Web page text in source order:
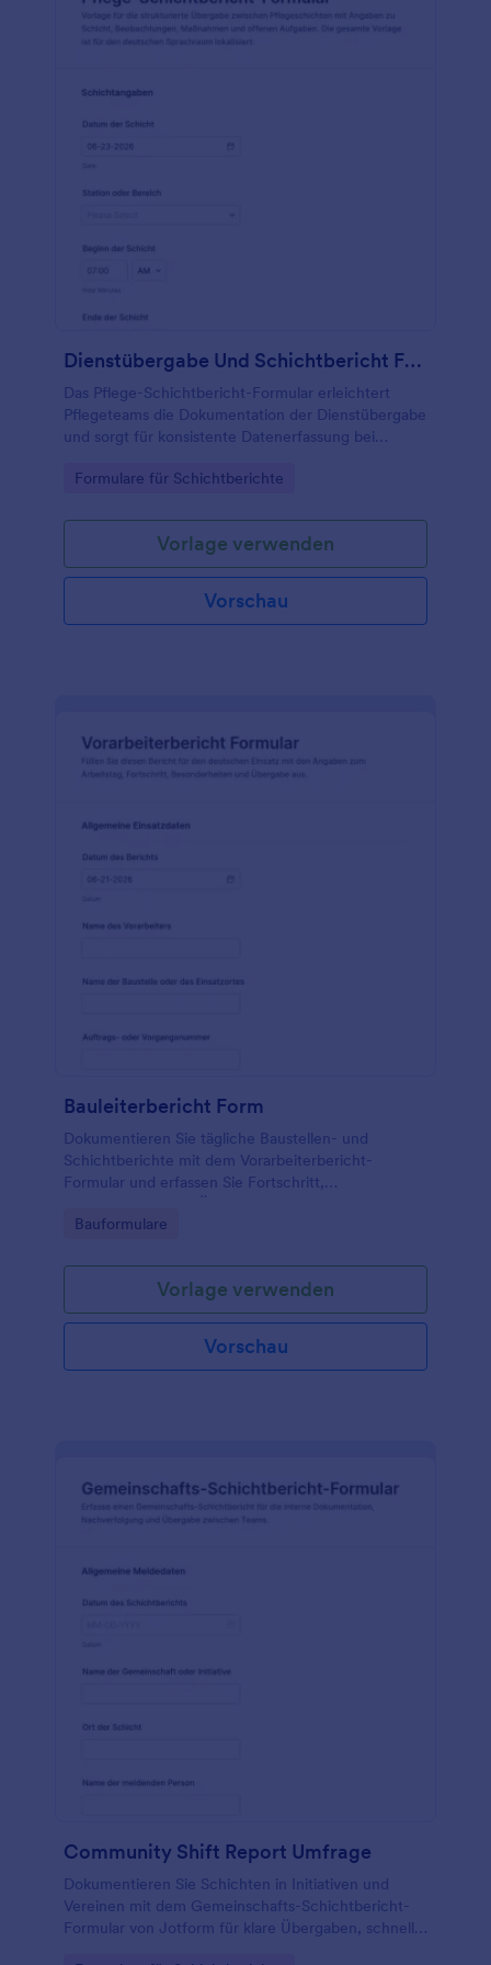
Dienstübergabe Und Schichtbericht Form
Das Pflege-Schichtbericht-Formular erleichtert
Pflegeteams die Dokumentation der Dienstübergabe
und sorgt für konsistente Datenerfassung bei
Bereichen.
Go to Category:
Formulare für Schichtberichte
Vorlage verwenden
Vorschau
Bauleiterbericht Form
Dokumentieren Sie tägliche Baustellen- und
Schichtberichte mit dem Vorarbeiterbericht-
Formular und erfassen Sie Fortschritt,
Vorkommnisse und Übergaben für Bauleitung,
Projektteams und Dienstleister mit Jotform.
Go to Category:
Bauformulare
Vorlage verwenden
Vorschau
Community Shift Report Umfrage
Dokumentieren Sie Schichten in Initiativen und
Vereinen mit dem Gemeinschafts-Schichtbericht-
Formular von Jotform für klare Übergaben, schnelle